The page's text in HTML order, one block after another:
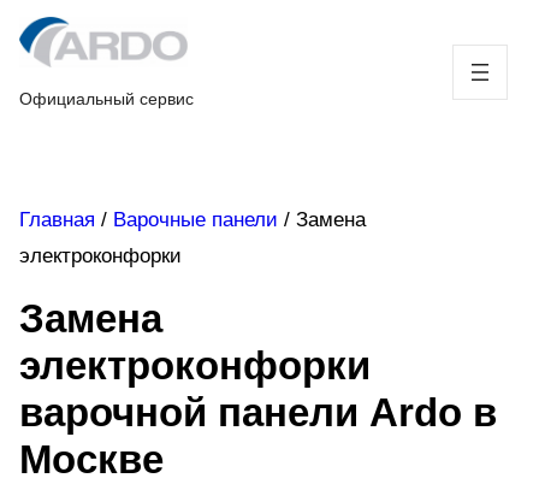
Skip
to
content
Официальный сервис
Главная / Варочные панели / Замена
электроконфорки
Замена
электроконфорки
варочной панели Ardo в
Москве